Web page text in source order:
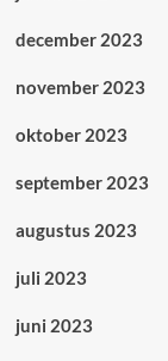
december 2023
november 2023
oktober 2023
september 2023
augustus 2023
juli 2023
juni 2023